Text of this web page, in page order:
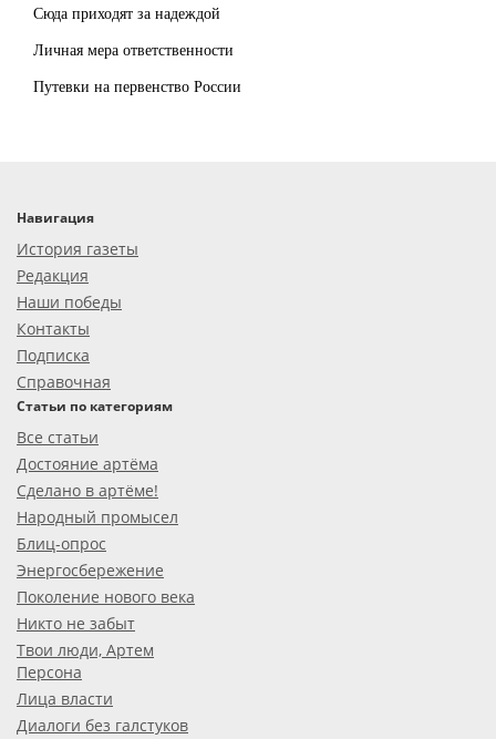
Сюда приходят за надеждой
Личная мера ответственности
Путевки на первенство России
Навигация
История газеты
Редакция
Наши победы
Контакты
Подписка
Справочная
Статьи по категориям
Все статьи
Достояние артёма
Сделано в артёме!
Народный промысел
Блиц-опрос
Энергосбережение
Поколение нового века
Никто не забыт
Твои люди, Артем
Персона
Лица власти
Диалоги без галстуков